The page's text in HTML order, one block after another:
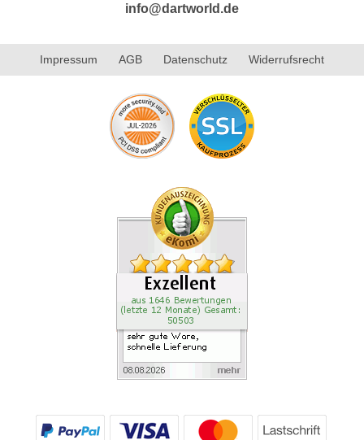
info@dartworld.de
Impressum AGB Datenschutz Widerrufsrecht